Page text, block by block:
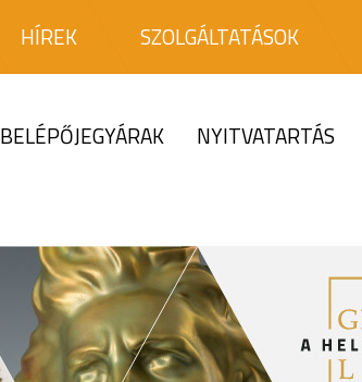
HÍREK SZOLGÁLTATÁSOK
BELÉPŐJEGYÁRAK NYITVATARTÁS